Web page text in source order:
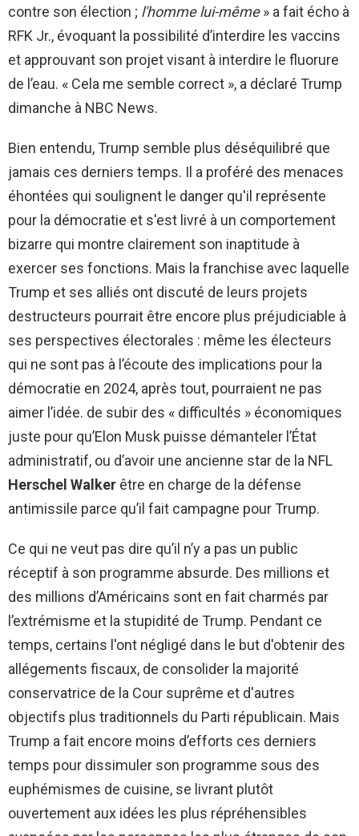
contre son élection ; l'homme lui-même» a fait écho à
RFK Jr., évoquant la possibilité d’interdire les vaccins
et approuvant son projet visant à interdire le fluorure
de l’eau. « Cela me semble correct », a déclaré Trump
dimanche à NBC News.
Bien entendu, Trump semble plus déséquilibré que
jamais ces derniers temps. Il a proféré des menaces
éhontées qui soulignent le danger qu'il représente
pour la démocratie et s'est livré à un comportement
bizarre qui montre clairement son inaptitude à
exercer ses fonctions. Mais la franchise avec laquelle
Trump et ses alliés ont discuté de leurs projets
destructeurs pourrait être encore plus préjudiciable à
ses perspectives électorales : même les électeurs
qui ne sont pas à l’écoute des implications pour la
démocratie en 2024, après tout, pourraient ne pas
aimer l’idée. de subir des « difficultés » économiques
juste pour qu’Elon Musk puisse démanteler l’État
administratif, ou d’avoir une ancienne star de la NFL
Herschel Walker être en charge de la défense
antimissile parce qu’il fait campagne pour Trump.
Ce qui ne veut pas dire qu’il n’y a pas un public
réceptif à son programme absurde. Des millions et
des millions d’Américains sont en fait charmés par
l’extrémisme et la stupidité de Trump. Pendant ce
temps, certains l'ont négligé dans le but d'obtenir des
allégements fiscaux, de consolider la majorité
conservatrice de la Cour suprême et d'autres
objectifs plus traditionnels du Parti républicain. Mais
Trump a fait encore moins d’efforts ces derniers
temps pour dissimuler son programme sous des
euphémismes de cuisine, se livrant plutôt
ouvertement aux idées les plus répréhensibles